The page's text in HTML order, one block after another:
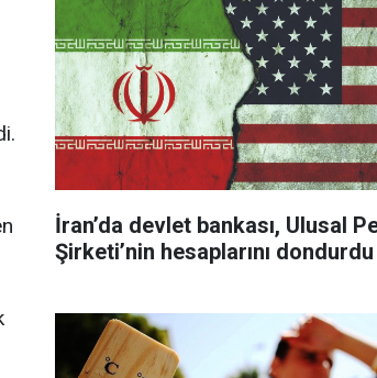
İran’da devlet bankası, Ulusal
Şirketi’nin hesaplarını dondurdu